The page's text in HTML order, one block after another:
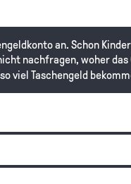
an. Schon
nachfragen, woher
viel Taschengeld